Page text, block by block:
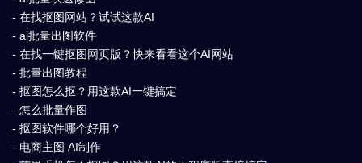
- 在找抠图网站？试试这款AI
- ai批量出图软件
- 在找一键抠图网页版？快来看看这个AI网站
- 批量出图教程
- 抠图怎么抠？用这款AI一键搞定
- 怎么批量作图
- 抠图软件哪个好用？
- 电商主图 AI制作